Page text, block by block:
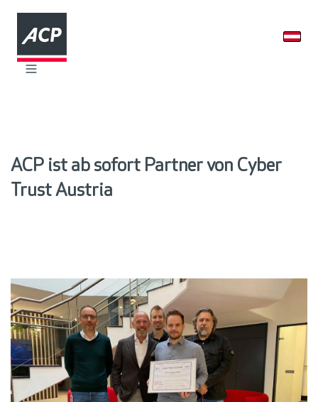
ACP ist ab sofort Partner von Cyber
Trust Austria